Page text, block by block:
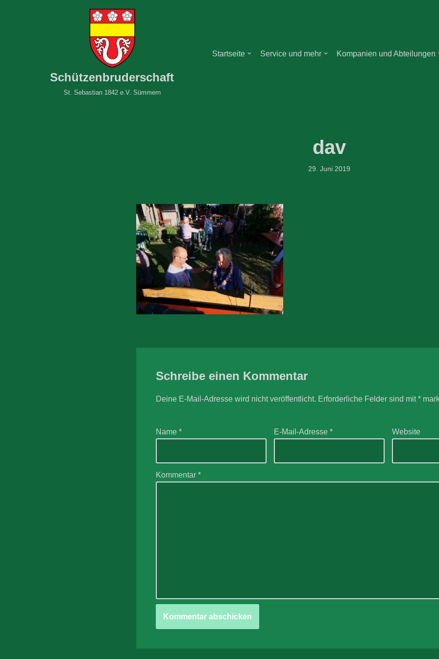
Schützenbruderschaft
St. Sebastian 1842 e.V. Sümmern
Startseite Service und mehr Kompanien und Abteilungen
dav
29. Juni 2019
Schreibe einen Kommentar
Deine E-Mail-Adresse wird nicht veröffentlicht. Erforderliche Felder sind mit*
Name * E-Mail-Adresse * Website
Kommentar *